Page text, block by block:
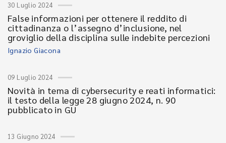
30 Luglio 2024
False informazioni per ottenere il reddito di
cittadinanza o l’assegno d’inclusione, nel
groviglio della disciplina sulle indebite percezioni
Ignazio Giacona
09 Luglio 2024
Novità in tema di cybersecurity e reati informatici:
il testo della legge 28 giugno 2024, n. 90
pubblicato in GU
13 Giugno 2024